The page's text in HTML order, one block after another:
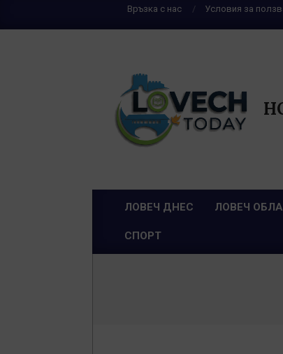
Връзка с нас Условия за
Primary
ЛОВЕЧ ДНЕС ЛОВЕЧ
СПОРТ